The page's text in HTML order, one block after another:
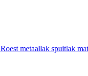
metaallak spuitlak